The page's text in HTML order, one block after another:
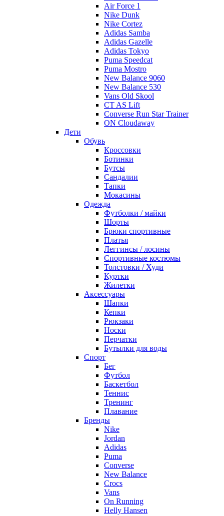
Air Force 1
Nike Dunk
Nike Cortez
Adidas Samba
Adidas Gazelle
Adidas Tokyo
Puma Speedcat
Puma Mostro
New Balance 9060
New Balance 530
Vans Old Skool
CT AS Lift
Converse Run Star Trainer
ON Cloudaway
Дети
Обувь
Кроссовки
Ботинки
Бутсы
Сандалии
Тапки
Мокасины
Одежда
Футболки / майки
Шорты
Брюки спортивные
Платья
Леггинсы / лосины
Спортивные костюмы
Толстовки / Худи
Куртки
Жилетки
Аксессуары
Шапки
Кепки
Рюкзаки
Носки
Перчатки
Бутылки для воды
Спорт
Бег
Футбол
Баскетбол
Теннис
Тренинг
Плавание
Бренды
Nike
Jordan
Adidas
Puma
Converse
New Balance
Crocs
Vans
On Running
Helly Hansen